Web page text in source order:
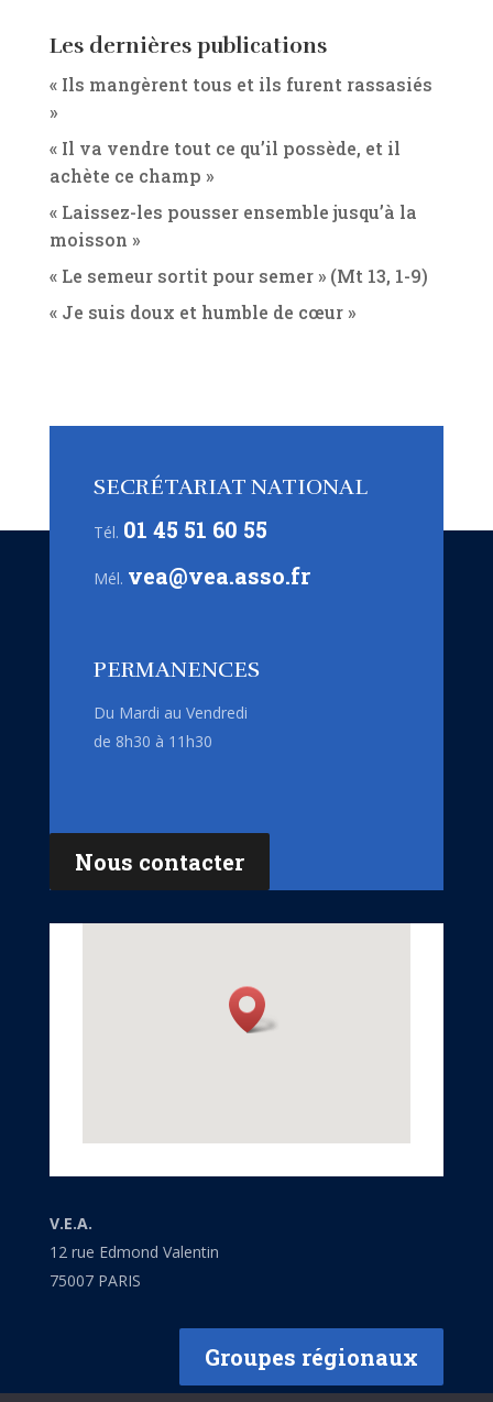
Les dernières publications
« Ils mangèrent tous et ils furent rassasiés
»
« Il va vendre tout ce qu’il possède, et il
achète ce champ »
« Laissez-les pousser ensemble jusqu’à la
moisson »
« Le semeur sortit pour semer » (Mt 13, 1-9)
« Je suis doux et humble de cœur »
SECRÉTARIAT NATIONAL
Tél. 01 45 51 60 55
Mél. vea@vea.asso.fr
PERMANENCES
Du Mardi au Vendredi
de 8h30 à 11h30
Nous contacter
V.E.A.
12 rue Edmond Valentin
75007 PARIS
Groupes régionaux